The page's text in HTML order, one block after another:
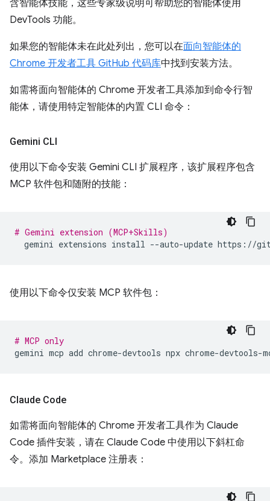
含智能体技能，这些专家级说明可帮助您的智能体使用
DevTools 功能。
如果您的智能体未在此处列出，您可以在面向智能体的
Chrome 开发者工具 GitHub 代码库中找到安装方法。
如需将面向智能体的 Chrome 开发者工具添加到命令行智
能体，请使用特定智能体的内置 CLI 命令：
Gemini CLI
使用以下命令安装 Gemini CLI 扩展程序，该扩展程序包含
MCP 软件包和随附的技能：
# Gemini extension (MCP+Skills)
gemini extensions install --auto-update
使用以下命令仅安装 MCP 软件包：
# MCP only
gemini mcp add chrome-devtools npx
Claude Code
如需将面向智能体的 Chrome 开发者工具作为 Claude
Code 插件安装，请在 Claude Code 中使用以下斜杠命
令。添加 Marketplace 注册表：